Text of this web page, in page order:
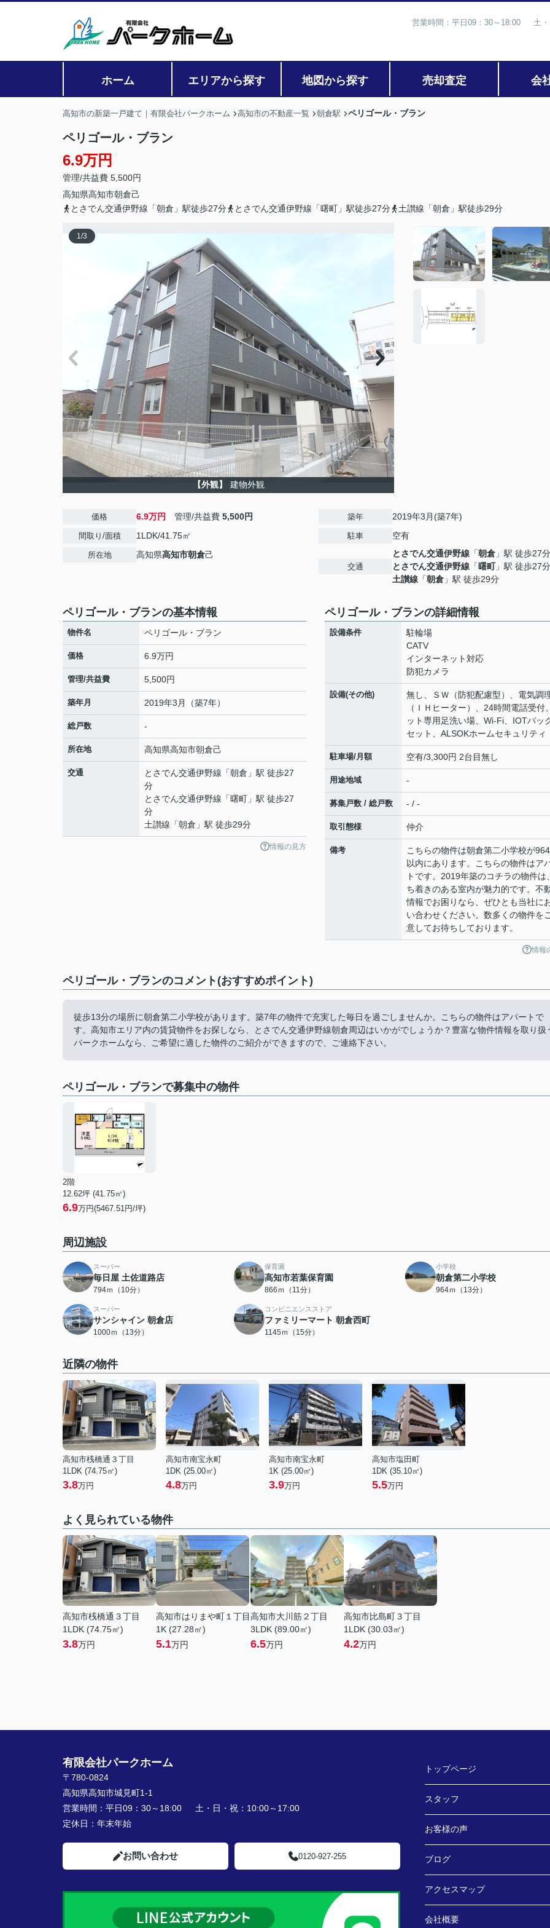
営業時間：平日09：30～18:00 土
ホーム エリアから探す 地図から探す 売却査定 会
高知市の新築一戸建て｜有限会社パークホーム 高知市の不動産一覧 朝倉駅 ペリゴール・ブラン
ペリゴール・ブラン
6.9万円
管理/共益費 5,500円
高知県高知市朝倉己
とさでん交通伊野線「朝倉」駅徒歩27分
とさでん交通伊野線「曙町」駅徒歩27分 土讃線「朝倉」駅徒歩29分
1/3
【外観】 建物外観
価格 6.9万円 管理/共益費 5,500円
間取り/面積 1LDK/41.75㎡
所在地 高知県高知市朝倉己
築年 2019年3月(築7年)
駐車 空有
交通
とさでん交通伊野線 「朝倉 」駅 徒歩27分
とさでん交通伊野線 「曙町」駅 徒歩27分
土讃線 「朝倉 」駅 徒歩29分
ペリゴール・ブランの基本情報
物件名 ペリゴール・ブラン
価格 6.9万円
管理/共益費 5,500円
築年月 2019年3月（築7年）
総戸数 -
所在地 高知県高知市朝倉己
交通 とさでん交通伊野線 「朝倉 」駅 徒歩27
分
とさでん交通伊野線 「曙町 」駅 徒歩27
分
土讃線 「朝倉 」駅 徒歩29分
情報の見方
ペリゴール・ブランの詳細情報
設備条件
駐輪場
CATV
インターネット対応
防犯カメラ
設備(その他)
無し、ＳＷ（防犯配慮型）、電気調
（ＩＨヒーター）、24時間電話受付
ット専用足洗い場、Wi-Fi、IOTパッ
セット、ALSOKホームセキュリティ
駐車場/月額 空有/3,300円 2台目無し
用途地域 -
募集戸数 / 総戸数 - / -
取引態様 仲介
備考
こちらの物件は朝倉第二小学校が
以内にあります。こちらの物件はア
トです。2019年築のコチラの物件は
ち着きのある室内が魅力的です。不
情報でお困りなら、ぜひとも当社に
い合わせください。数多くの物件を
意してお待ちしております。
情報
ペリゴール・ブランのコメント(おすすめポイント)
徒歩13分の場所に朝倉第二小学校があります。築7年の物件で充実した毎日を過ごしませんか。こちらの物件はアパートで
す。高知市エリア内の賃貸物件をお探しなら、とさでん交通伊野線朝倉周辺はいかがでしょうか？豊富な物件情報を取り扱
パークホームなら、ご希望に適した物件のご紹介ができますので、ご連絡下さい。
ペリゴール・ブランで募集中の物件
2階
12.62坪 (41.75㎡)
6.9万円(5467.51円/坪)
周辺施設
スーパー
毎日屋 土佐道路店
794ｍ（10分）
保育園
高知市若葉保育園
866ｍ（11分）
小学校
朝倉第二小学校
964ｍ（13分）
スーパー
サンシャイン 朝倉店
1000ｍ（13分）
コンビニエンスストア
ファミリーマート 朝倉西町
1145ｍ（15分）
近隣の物件
高知市桟橋通３丁目
1LDK (74.75㎡)
3.8万円
高知市南宝永町
1DK (25.00㎡)
4.8万円
高知市南宝永町
1K (25.00㎡)
3.9万円
高知市塩田町
1DK (35.10㎡)
5.5万円
よく見られている物件
高知市桟橋通３丁目
1LDK (74.75㎡)
3.8万円
高知市はりまや町１丁目
1K (27.28㎡)
5.1万円
高知市大川筋２丁目
3LDK (89.00㎡)
6.5万円
高知市比島町３丁目
1LDK (30.03㎡)
4.2万円
有限会社パークホーム
〒780-0824
高知県高知市城見町1-1
営業時間： 平日09：30～18:00 土・日・祝：10:00～17:00
定休日： 年末年始
お問い合わせ 0120-927-255
トップページ
スタッフ
お客様の声
ブログ
アクセスマップ
会社概要